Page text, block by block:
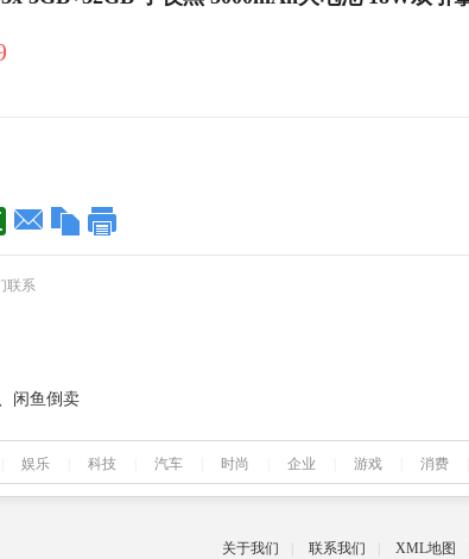
联系
闲鱼倒卖
娱乐 科技 汽车 时尚 企业 游戏 消费
关于我们 联系我们 XML地图